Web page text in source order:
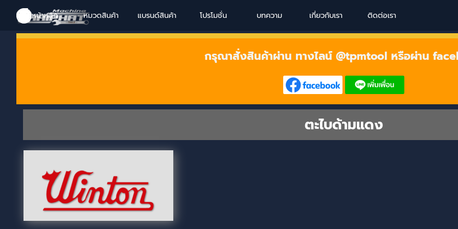
หน้าหลัก หมวดสินค้า ▼
แบรนด์สินค้า ▼
โปรโมชั่น บทความ เกี่ยวกับเรา ติดต่อเรา
Skip menu
Skip menu
Skip menu
Skip menu
กรุณาสั่งสินค้าผ่าน ทางไลน์ @tpmtool หรือผ่าน
ตะไบด้ามแดง